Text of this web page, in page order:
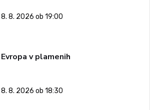
8. 8. 2026 ob 19:00
Evropa v plamenih
8. 8. 2026 ob 18:30